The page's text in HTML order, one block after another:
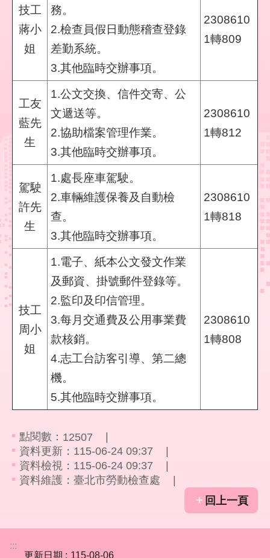
我
們
隱
資
安
全
策
政
府
網
站
資
告
技工
蔣小
姐
務。
2.檢查員假日動態稽查登錄
差勤系統。
3.其他臨時交辦事項。
2308610
1轉809
工友
藍先
生
1.公文交換、信件交寄、公
文遞送等。
2.協助檔案管理作業。
3.其他臨時交辦事項。
2308610
1轉812
駕駛
許先
生
1.處長座車駕駛。
2.車輛維護保養及自動檢
查。
3.其他臨時交辦事項。
2308610
1轉818
技工
周小
姐
1.電子、紙本公文發文作業
及郵資、掛號郵件登錄等。
2.監印及印信管理。
3.每月交通費及公用事業費
款核銷。
4.志工台訪客引導、第二總
機。
5.其他臨時交辦事項。
2308610
1轉808
點閱數： 12507
資料更新：115-06-24 09:37
資料檢視：115-06-24 09:37
資料維護：臺北市勞動檢查處
回上一頁
:::
更新日期
115-08-06